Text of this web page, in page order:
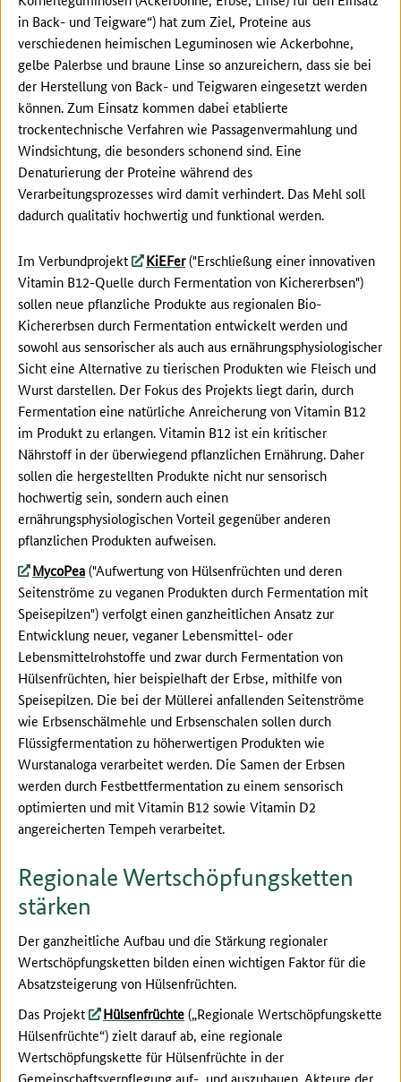
in Back- und Teigware“) hat zum Ziel, Proteine aus
verschiedenen heimischen Leguminosen wie Ackerbohne,
gelbe Palerbse und braune Linse so anzureichern, dass sie bei
der Herstellung von Back- und Teigwaren eingesetzt werden
können. Zum Einsatz kommen dabei etablierte
trockentechnische Verfahren wie Passagenvermahlung und
Windsichtung, die besonders schonend sind. Eine
Denaturierung der Proteine während des
Verarbeitungsprozesses wird damit verhindert. Das Mehl soll
dadurch qualitativ hochwertig und funktional werden.
Im Verbundprojekt KiEFer("Erschließung einer innovativen
Vitamin B12-Quelle durch Fermentation von Kichererbsen")
sollen neue pflanzliche Produkte aus regionalen Bio-
Kichererbsen durch Fermentation entwickelt werden und
sowohl aus sensorischer als auch aus ernährungsphysiologischer
Sicht eine Alternative zu tierischen Produkten wie Fleisch und
Wurst darstellen. Der Fokus des Projekts liegt darin, durch
Fermentation eine natürliche Anreicherung von Vitamin B12
im Produkt zu erlangen. Vitamin B12 ist ein kritischer
Nährstoff in der überwiegend pflanzlichen Ernährung. Daher
sollen die hergestellten Produkte nicht nur sensorisch
hochwertig sein, sondern auch einen
ernährungsphysiologischen Vorteil gegenüber anderen
pflanzlichen Produkten aufweisen.
MycoPea("Aufwertung von Hülsenfrüchten und deren
Seitenströme zu veganen Produkten durch Fermentation mit
Speisepilzen") verfolgt einen ganzheitlichen Ansatz zur
Entwicklung neuer, veganer Lebensmittel- oder
Lebensmittelrohstoffe und zwar durch Fermentation von
Hülsenfrüchten, hier beispielhaft der Erbse, mithilfe von
Speisepilzen. Die bei der Müllerei anfallenden Seitenströme
wie Erbsenschälmehle und Erbsenschalen sollen durch
Flüssigfermentation zu höherwertigen Produkten wie
Wurstanaloga verarbeitet werden. Die Samen der Erbsen
werden durch Festbettfermentation zu einem sensorisch
optimierten und mit Vitamin B12 sowie Vitamin D2
angereicherten Tempeh verarbeitet.
Regionale Wertschöpfungsketten
stärken
Der ganzheitliche Aufbau und die Stärkung regionaler
Wertschöpfungsketten bilden einen wichtigen Faktor für die
Absatzsteigerung von Hülsenfrüchten.
Das Projekt
Hülsenfrüchte(„Regionale Wertschöpfungskette
Hülsenfrüchte“) zielt darauf ab, eine regionale
Wertschöpfungskette für Hülsenfrüchte in der
Gemeinschaftsverpflegung auf- und auszubauen. Akteure der